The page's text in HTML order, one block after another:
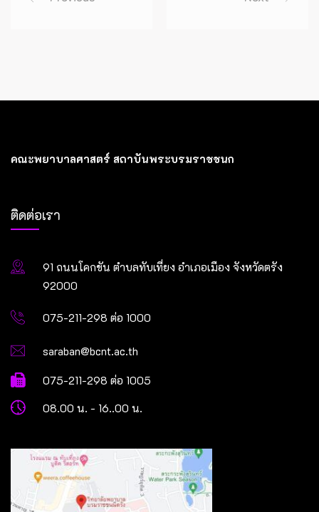
คณะพยาบาลศาสตร์ สถาบันพระบรมราชชนก
ติดต่อเรา
91 ถนนโคกขัน ตำบลทับเที่ยง อำเภอเมือง จังหวัดตรัง
92000
075-211-298 ต่อ 1000
saraban@bcnt.ac.th
075-211-298 ต่อ 1005
08.00 น. - 16..00 น.